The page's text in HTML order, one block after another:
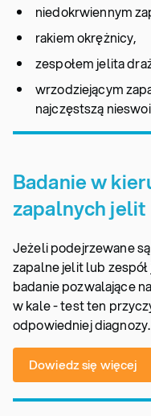
niedokrwiennym
rakiem okrężnicy,
zespołem jelita
wrzodziejącym
najczęstszą
Badanie w
zapalnych jelit
Jeżeli podejrzewane
zapalne jelit lub
badanie pozwalające
w kale - test ten
odpowiedniej diagnozy.
Dowiedz się więcej